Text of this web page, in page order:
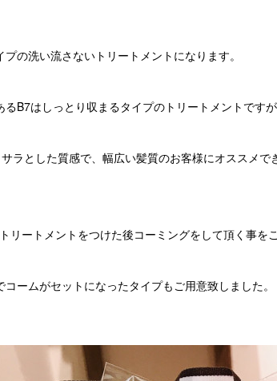
プの洗い流さないトリートメントになります。
るB7はしっとり収まるタイプのトリートメントですが
ラとした質感で、幅広い髪質のお客様にオススメ
リートメントをつけた後コーミングをして頂く事を
コームがセットになったタイプもご用意致しました。